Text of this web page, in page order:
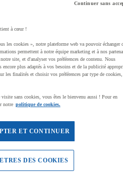
Basket
paniers
Basket
de Handball
Continuer sans
à cœur !
les cookies », notre plateforme web va pouvoir échanger
permettent à notre équipe marketing et à nos
site, et d'analyser vos préférences de contenu. Nous
plus adaptés à vos besoins et de la publicité
les finalités et choisir vos préférences par type de cookies,
sans cookies, vous êtes le bienvenu aussi ! Pour en
notre politique de cookies.
ET CONTINUER
DES COOKIES